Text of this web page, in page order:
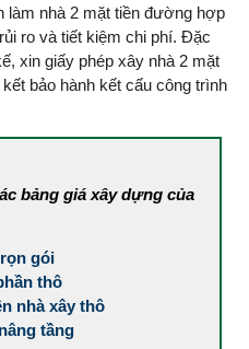
làm nhà 2 mặt tiền đường hợp
ro và tiết kiệm chi phí. Đặc
xin giấy phép xây nhà 2 mặt
bảo hành kết cấu công trình
bảng giá xây dựng của
gói
thô
nhà xây thô
tầng